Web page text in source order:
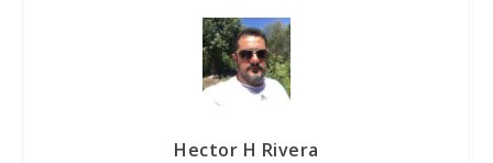
Hector H Rivera